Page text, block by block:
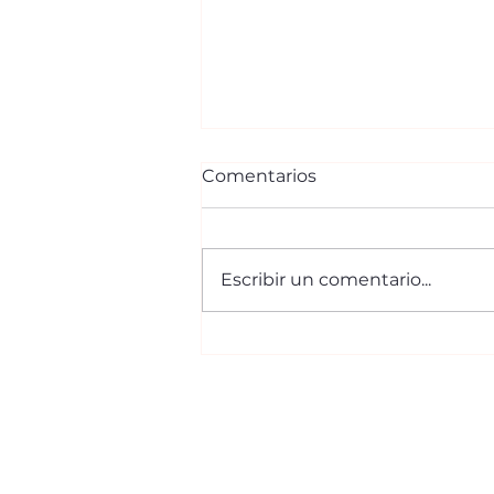
Comentarios
Escribir un comentario...